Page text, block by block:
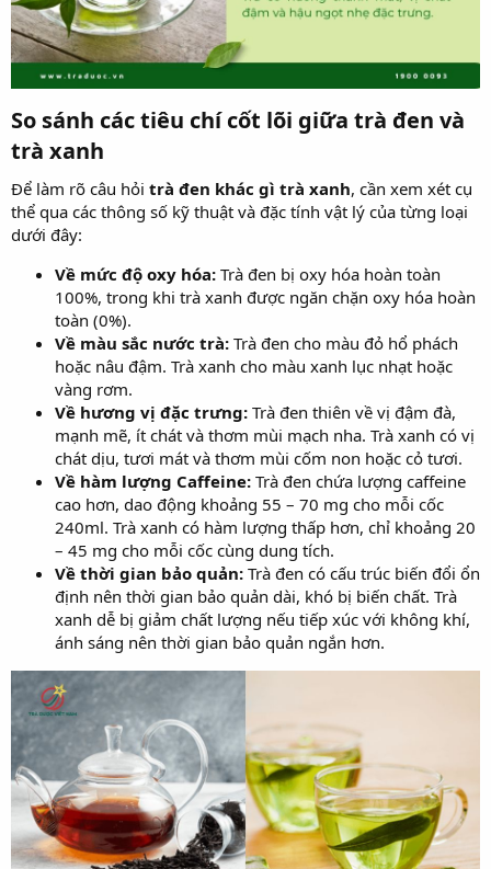
So sánh các tiêu chí cốt lõi giữa trà đen và
trà xanh​
Để làm rõ câu hỏi trà đen khác gì trà xanh, cần xem xét cụ
thể qua các thông số kỹ thuật và đặc tính vật lý của từng loại
dưới đây:
Về mức độ oxy hóa: Trà đen bị oxy hóa hoàn toàn
100%, trong khi trà xanh được ngăn chặn oxy hóa hoàn
toàn (0%).
Về màu sắc nước trà: Trà đen cho màu đỏ hổ phách
hoặc nâu đậm. Trà xanh cho màu xanh lục nhạt hoặc
vàng rơm.
Về hương vị đặc trưng: Trà đen thiên về vị đậm đà,
mạnh mẽ, ít chát và thơm mùi mạch nha. Trà xanh có vị
chát dịu, tươi mát và thơm mùi cốm non hoặc cỏ tươi.
Về hàm lượng Caffeine: Trà đen chứa lượng caffeine
cao hơn, dao động khoảng 55 – 70 mg cho mỗi cốc
240ml. Trà xanh có hàm lượng thấp hơn, chỉ khoảng 20
– 45 mg cho mỗi cốc cùng dung tích.
Về thời gian bảo quản: Trà đen có cấu trúc biến đổi ổn
định nên thời gian bảo quản dài, khó bị biến chất. Trà
xanh dễ bị giảm chất lượng nếu tiếp xúc với không khí,
ánh sáng nên thời gian bảo quản ngắn hơn.